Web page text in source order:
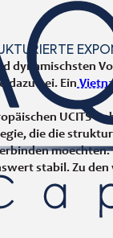
dynamischsten
dazu bei. Ein
UCITS-
die die
moechten.
stabil. Zu